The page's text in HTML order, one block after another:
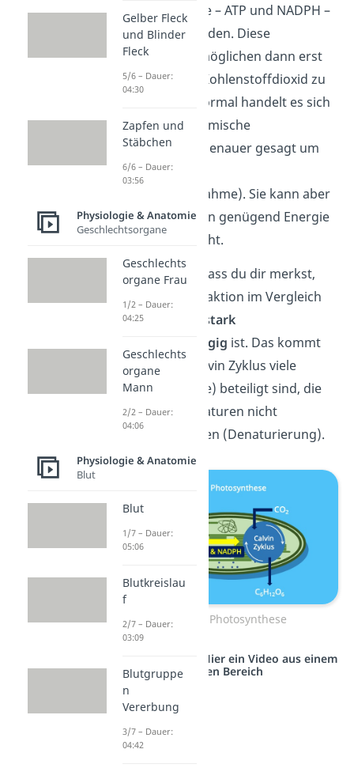
chemische Energie – ATP und NADPH –
umgewandelt werden. Diese
Energieträger ermöglichen dann erst
die Reaktion von Kohlenstoffdioxid zu
Traubenzucker. Formal handelt es sich
dabei um eine chemische
Redoxreaktion
– genauer gesagt um
eineReduktion
(=Elektronenaufnahme). Sie kann aber
nur ablaufen, wenn genügend Energie
zur Verfügung steht.
Wichtig ist auch, dass du dir merkst,
dass die Dunkelreaktion im Vergleich
zur Lichtreaktion
stark
temperaturabhängig ist. Das kommt
daher, dass im Calvin Zyklus viele
Enzyme (=Proteine) beteiligt sind, die
zu hohen Temperaturen nicht
standhalten können (Denaturierung).
Ablauf der Photosynthese
Studyflix vernetzt: Hier ein Video aus einem
anderen Bereich
Gelber Fleck
und Blinder
Fleck
5/6 – Dauer:
04:30
Zapfen und
Stäbchen
6/6 – Dauer:
03:56
Physiologie & Anatomie
Geschlechtsorgane
Geschlechts
organe Frau
1/2 – Dauer:
04:25
Geschlechts
organe
Mann
2/2 – Dauer:
04:06
Physiologie & Anatomie
Blut
Blut
1/7 – Dauer:
05:06
Blutkreislau
f
2/7 – Dauer:
03:09
Blutgruppe
n
Vererbung
3/7 – Dauer:
04:42